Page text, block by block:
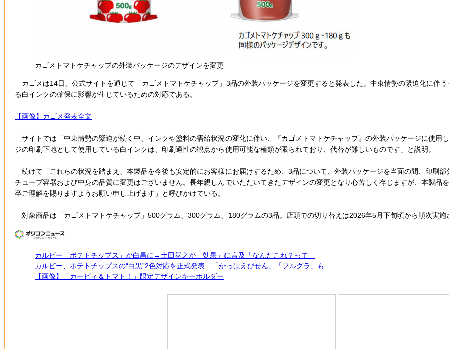
カゴメトマトケチャップの外装パッケージのデザインを変更
カゴメは14日、公式サイトを通じて「カゴメトマトケチャップ」3品の外装パッケージを変更すると発表した。中東情勢の緊迫化に伴
る白インクの確保に影響が生じているための対応である。
【画像】カゴメ発表全文
サイトでは「中東情勢の緊迫が続く中、インクや塗料の需給状況の変化に伴い、『カゴメトマトケチャップ』の外装パッケージに使用
ジの印刷下地として使用している白インクは、印刷適性の観点から使用可能な種類が限られており、代替が難しいものです」と説明。
続けて「これらの状況を踏まえ、本製品を今後も安定的にお客様にお届けするため、3品について、外装パッケージを当面の間、印刷部
チューブ容器および中身の品質に変更はございません。長年親しんでいただいてきたデザインの変更となり心苦しく存じますが、本製
卒ご理解を賜りますようお願い申し上げます」と呼びかけている。
対象商品は「カゴメトマトケチャップ」500グラム、300グラム、180グラムの3品。店頭での切り替えは2026年5月下旬頃から順次実施
カルビー「ポテトチップス」が白黒に→土田晃之が「効果」に言及「なんだこれ？って」
カルビー、ポテトチップスの“白黒”2色対応を正式発表 「かっぱえびせん」「フルグラ」も
【画像】「カービィ＆トマト！」限定デザインキーホルダー